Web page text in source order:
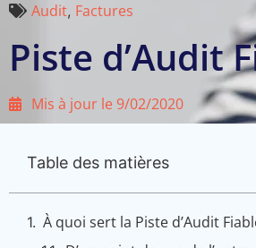
Audit, Factures
Piste d’Audit
Mis à jour le 9/02/2020
Table des matières
À quoi sert la Piste d’Audit